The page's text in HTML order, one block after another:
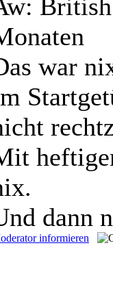
war
dann
informieren